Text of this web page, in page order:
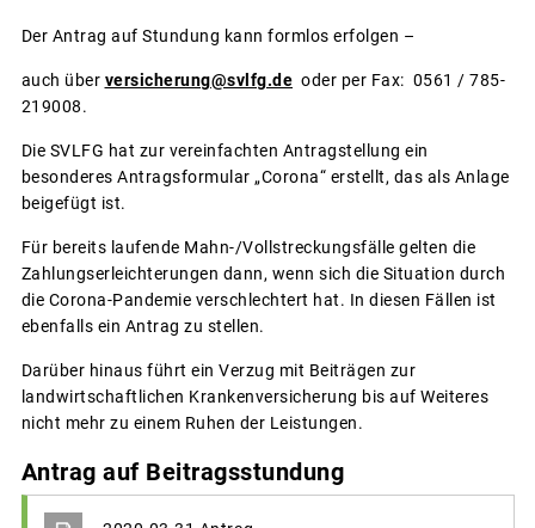
Der Antrag auf Stundung kann formlos erfolgen –
auch über versicherung@svlfg.de oder per Fax: 0561 / 785-
219008.
Die SVLFG hat zur vereinfachten Antragstellung ein
besonderes Antragsformular „Corona“ erstellt, das als Anlage
beigefügt ist.
Für bereits laufende Mahn-/Vollstreckungsfälle gelten die
Zahlungserleichterungen dann, wenn sich die Situation durch
die Corona-Pandemie verschlechtert hat. In diesen Fällen ist
ebenfalls ein Antrag zu stellen.
Darüber hinaus führt ein Verzug mit Beiträgen zur
landwirtschaftlichen Krankenversicherung bis auf Weiteres
nicht mehr zu einem Ruhen der Leistungen.
Antrag auf Beitragsstundung